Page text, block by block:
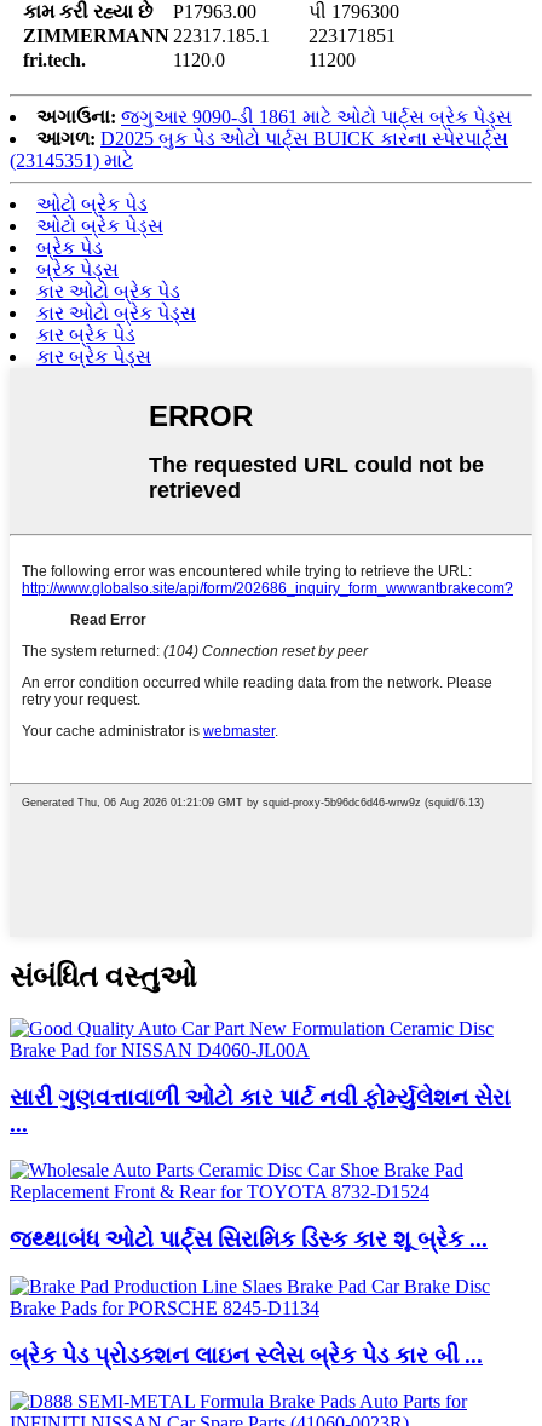
કામ કરી રહ્યા છે
P17963.00
પી 1796300
ZIMMERMANN 22317.185.1
223171851
fri.tech.
1120.0 11200
અગાઉના: જગુઆર 9090-ડી 1861 માટે ઓટો પાર્ટ્સ બ્રેક પેડ્સ
આગળ: D2025 બુક પેડ ઓટો પાર્ટ્સ BUICK કારના સ્પેરપાર્ટ્સ
(23145351) માટે
ઓટો બ્રેક પેડ
ઓટો બ્રેક પેડ્સ
બ્રેક પેડ
બ્રેક પેડ્સ
કાર ઓટો બ્રેક પેડ
કાર ઓટો બ્રેક પેડ્સ
કાર બ્રેક પેડ
કાર બ્રેક પેડ્સ
સંબંધિત વસ્તુઓ
સારી ગુણવત્તાવાળી ઓટો કાર પાર્ટ નવી ફોર્મ્યુલેશન સેરા
...
જથ્થાબંધ ઓટો પાર્ટ્સ સિરામિક ડિસ્ક કાર શૂ બ્રેક ...
બ્રેક પેડ પ્રોડક્શન લાઇન સ્લેસ બ્રેક પેડ કાર બી ...